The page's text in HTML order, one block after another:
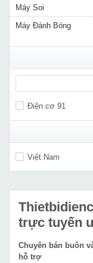
Máy Soi
Máy Đánh Bóng
Điện cơ 91
Việt Nam
trực tuyến
Chuyên bán buôn
hỗ trợ